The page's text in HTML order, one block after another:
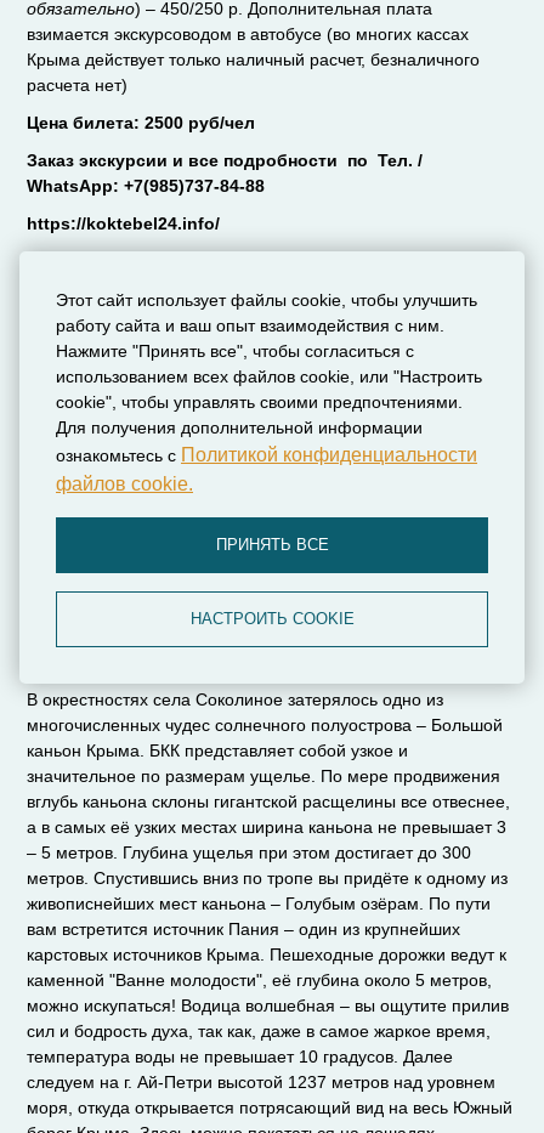
Этот сайт использует файлы cookie, чтобы улучшить
работу сайта и ваш опыт взаимодействия с ним.
Нажмите "Принять все", чтобы согласиться с
использованием всех файлов cookie, или "Настроить
cookie", чтобы управлять своими предпочтениями.
Для получения дополнительной информации
ознакомьтесь с Политикой конфиденциальности
файлов cookie.
ПРИНЯТЬ ВСЕ
НАСТРОИТЬ COOKIE
обязательно) – 450/250 р. Дополнительная плата
взимается экскурсоводом в автобусе (во многих кассах
Крыма действует только наличный расчет, безналичного
расчета нет)
Цена билета: 2500 руб/чел
Заказ экскурсии и все подробности по Тел. /
WhatsApp: +7(985)737-84-88
https://koktebel24.info/
Тайна горы Ай-Петри
В окрестностях села Соколиное затерялось одно из
многочисленных чудес солнечного полуострова – Большой
каньон Крыма. БКК представляет собой узкое и
значительное по размерам ущелье. По мере продвижения
вглубь каньона склоны гигантской расщелины все отвеснее,
а в самых её узких местах ширина каньона не превышает 3
– 5 метров. Глубина ущелья при этом достигает до 300
метров. Спустившись вниз по тропе вы придёте к одному из
живописнейших мест каньона – Голубым озёрам. По пути
вам встретится источник Пания – один из крупнейших
карстовых источников Крыма. Пешеходные дорожки ведут к
каменной "Ванне молодости", её глубина около 5 метров,
можно искупаться! Водица волшебная – вы ощутите прилив
сил и бодрость духа, так как, даже в самое жаркое время,
температура воды не превышает 10 градусов. Далее
следуем на г. Ай-Петри высотой 1237 метров над уровнем
моря, откуда открывается потрясающий вид на весь Южный